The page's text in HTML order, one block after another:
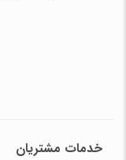
خدمات مشتریان